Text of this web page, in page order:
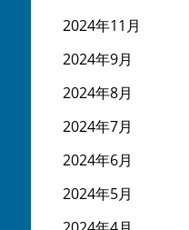
2024年11月
2024年9月
2024年8月
2024年7月
2024年6月
2024年5月